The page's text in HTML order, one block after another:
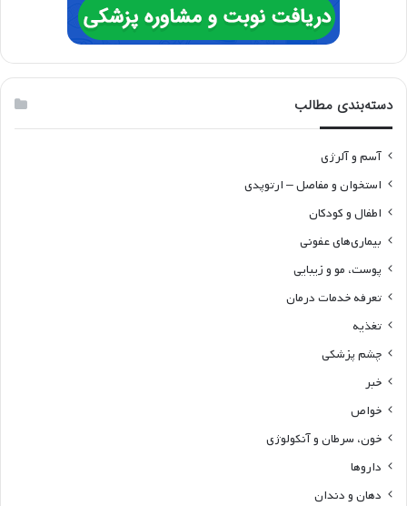
دسته‌بندی مطالب
آسم و آلرژی
استخوان و مفاصل – ارتوپدی
اطفال و کودکان
بیماری‌های عفونی
پوست، مو و زیبایی
تعرفه خدمات درمان
تغذیه
چشم پزشکی
خبر
خواص
خون، سرطان و آنکولوژی
داروها
دهان و دندان